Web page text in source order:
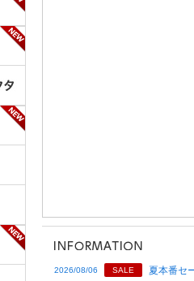
2026/08/06 SALE 夏本番セ